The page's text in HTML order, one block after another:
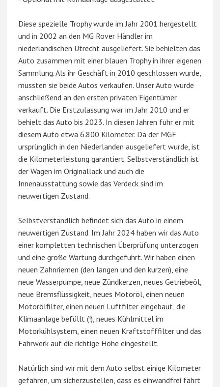
Diese spezielle Trophy wurde im Jahr 2001 hergestellt
und in 2002 an den MG Rover Händler im
niederländischen Utrecht ausgeliefert. Sie behielten das
Auto zusammen mit einer blauen Trophy in ihrer eigenen
Sammlung. Als ihr Geschäft in 2010 geschlossen wurde,
mussten sie beide Autos verkaufen. Unser Auto wurde
anschließend an den ersten privaten Eigentümer
verkauft. Die Erstzulassung war im Jahr 2010 und er
behielt das Auto bis 2023. In diesen Jahren fuhr er mit
diesem Auto etwa 6.800 Kilometer. Da der MGF
ursprünglich in den Niederlanden ausgeliefert wurde, ist
die Kilometerleistung garantiert. Selbstverständlich ist
der Wagen im Originallack und auch die
Innenausstattung sowie das Verdeck sind im
neuwertigen Zustand.
Selbstverständlich befindet sich das Auto in einem
neuwertigen Zustand. Im Jahr 2024 haben wir das Auto
einer kompletten technischen Überprüfung unterzogen
und eine große Wartung durchgeführt. Wir haben einen
neuen Zahnriemen (den langen und den kurzen), eine
neue Wasserpumpe, neue Zündkerzen, neues Getriebeöl,
neue Bremsflüssigkeit, neues Motoröl, einen neuen
Motorölfilter, einen neuen Luftfilter eingebaut, die
Klimaanlage befüllt (!), neues Kühlmittel im
Motorkühlsystem, einen neuen Kraftstofffilter und das
Fahrwerk auf die richtige Höhe eingestellt.
Natürlich sind wir mit dem Auto selbst einige Kilometer
gefahren, um sicherzustellen, dass es einwandfrei fährt